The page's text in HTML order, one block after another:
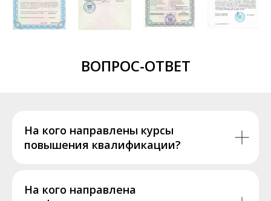
ВОПРОС-ОТВЕТ
На кого направлены курсы
повышения квалификации?
На кого направлена